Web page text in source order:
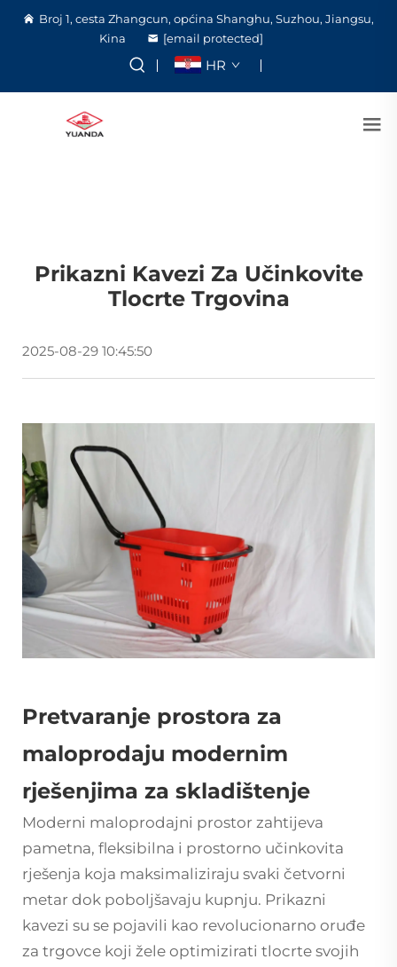
Broj 1, cesta Zhangcun, općina Shanghu, Suzhou, Jiangsu,
Kina
[email protected]
HR
Prikazni Kavezi Za Učinkovite
Tlocrte Trgovina
2025-08-29 10:45:50
Pretvaranje prostora za
maloprodaju modernim
rješenjima za skladištenje
Moderni maloprodajni prostor zahtijeva
pametna, fleksibilna i prostorno učinkovita
rješenja koja maksimaliziraju svaki četvorni
metar dok poboljšavaju kupnju. Prikazni
kavezi su se pojavili kao revolucionarno oruđe
za trgovce koji žele optimizirati tlocrte svojih